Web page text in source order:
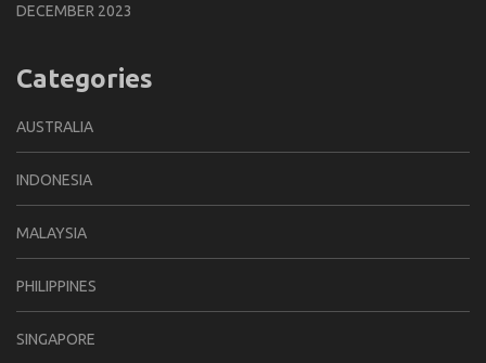
DECEMBER 2023
Categories
AUSTRALIA
INDONESIA
MALAYSIA
PHILIPPINES
SINGAPORE